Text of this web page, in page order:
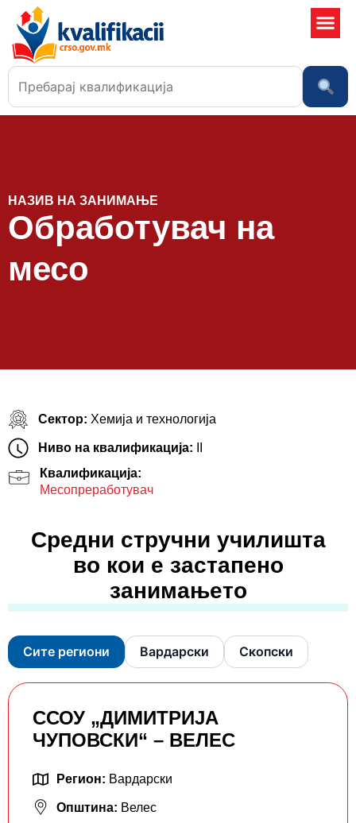
НАЗИВ НА ЗАНИМАЊЕ
Обработувач на
месо
Сектор: Хемија и технологија
Ниво на квалификација:
Квалификација:
Месопреработувач
Средни стручни училишта
во кои е застапено
занимањето
Сите региони Вардарски Скопски
ССОУ „ДИМИТРИЈА
ЧУПОВСКИ“ – ВЕЛЕС
Регион: Вардарски
Општина: Велес